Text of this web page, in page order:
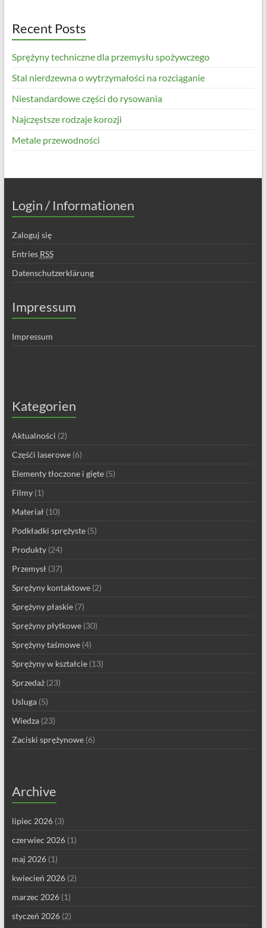
Recent Posts
Sprężyny techniczne dla przemysłu spożywczego
Stal nierdzewna o wytrzymałości na rozciąganie
Niestandardowe części do rysowania
Najczęstsze rodzaje korozji
Metale przewodności
Login / Informationen
Zaloguj się
Entries RSS
Datenschutzerklärung
Impressum
Impressum
Kategorien
Aktualności (2)
Częśći laserowe(6)
Elementy tłoczone i gięte(5)
Filmy(1)
Materiał (10)
Podkładki sprężyste(5)
Produkty(24)
Przemysł (37)
Sprężyny kontaktowe(2)
Sprężyny płaskie(7)
Sprężyny płytkowe(30)
Sprężyny taśmowe(4)
Sprężyny w kształcie(13)
Sprzedaż(23)
Usluga(5)
Wiedza(23)
Zaciski sprężynowe(6)
Archive
lipiec 2026(3)
czerwiec 2026(1)
maj 2026(1)
kwiecień 2026(2)
marzec 2026(1)
styczeń 2026(2)